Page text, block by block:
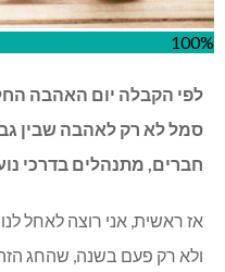
100%
לפי הקבלה יום האהבה
סמל לא רק לאהבה שבין
חברים, מתנהלים בדרכי
אז ראשית, אני רוצה לאחל
ולא רק פעם בשנה, שהחג הזה